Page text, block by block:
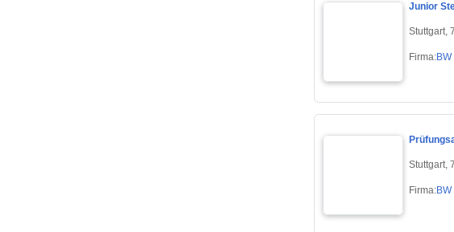
Junior
Stuttgart,
Firma:
Stuttgart,
Firma: